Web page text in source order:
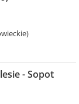
- Sopot